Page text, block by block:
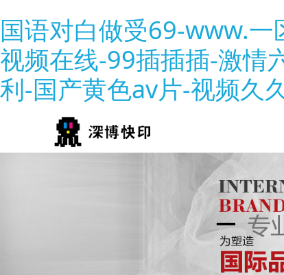
国语对白做受69-www.一
视频在线-99插插插-激情
利-国产黄色av片-视频久